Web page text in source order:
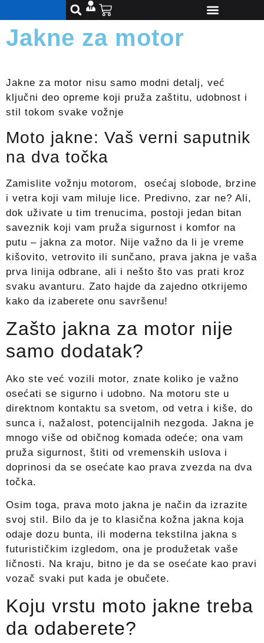
Jakne za motor
Jakne za motor nisu samo modni detalj, već
ključni deo opreme koji pruža zaštitu, udobnost i
stil tokom svake vožnje
Moto jakne: Vaš verni saputnik
na dva točka
Zamislite vožnju motorom, osećaj slobode, brzine
i vetra koji vam miluje lice. Predivno, zar ne? Ali,
dok uživate u tim trenucima, postoji jedan bitan
saveznik koji vam pruža sigurnost i komfor na
putu – jakna za motor. Nije važno da li je vreme
kišovito, vetrovito ili sunčano, prava jakna je vaša
prva linija odbrane, ali i nešto što vas prati kroz
svaku avanturu. Zato hajde da zajedno otkrijemo
kako da izaberete onu savršenu!
Zašto jakna za motor nije
samo dodatak?
Ako ste već vozili motor, znate koliko je važno
osećati se sigurno i udobno. Na motoru ste u
direktnom kontaktu sa svetom, od vetra i kiše, do
sunca i, nažalost, potencijalnih nezgoda. Jakna je
mnogo više od običnog komada odeće; ona vam
pruža sigurnost, štiti od vremenskih uslova i
doprinosi da se osećate kao prava zvezda na dva
točka.
Osim toga, prava moto jakna je način da izrazite
svoj stil. Bilo da je to klasična kožna jakna koja
odaje dozu bunta, ili moderna tekstilna jakna s
futurističkim izgledom, ona je produžetak vaše
ličnosti. Na kraju, bitno je da se osećate kao pravi
vozač svaki put kada je obučete.
Koju vrstu moto jakne treba
da odaberete?